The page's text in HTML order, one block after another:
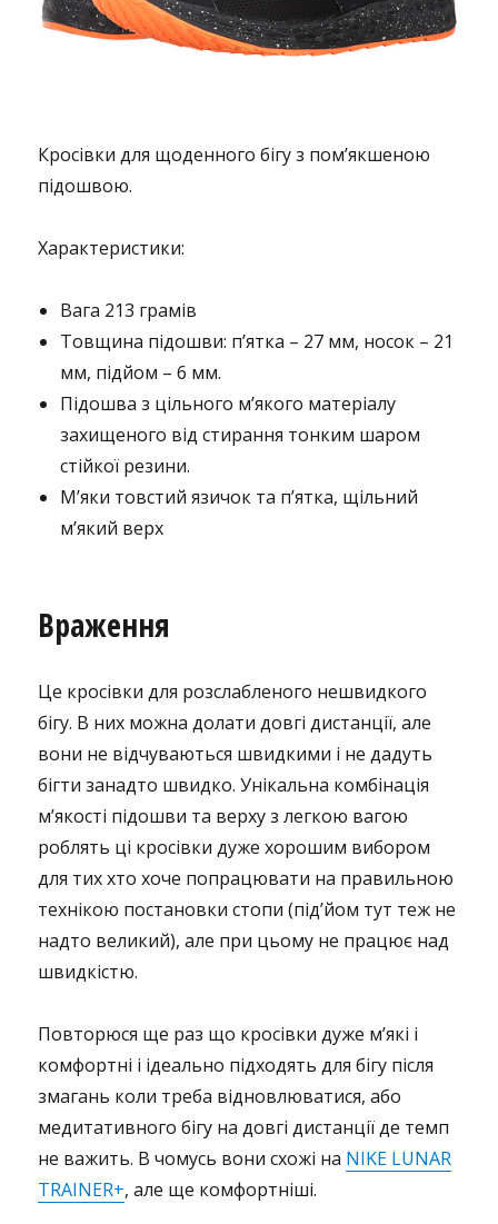
Кросівки для щоденного бігу з пом’якшеною
підошвою.
Характеристики:
Вага 213 грамів
Товщина підошви: п’ятка – 27 мм, носок – 21
мм, підйом – 6 мм.
Підошва з цільного м’якого матеріалу
захищеного від стирання тонким шаром
стійкої резини.
М’яки товстий язичок та п’ятка, щільний
м’який верх
Враження
Це кросівки для розслабленого нешвидкого
бігу. В них можна долати довгі дистанції, але
вони не відчуваються швидкими і не дадуть
бігти занадто швидко. Унікальна комбінація
м’якості підошви та верху з легкою вагою
роблять ці кросівки дуже хорошим вибором
для тих хто хоче попрацювати на правильною
технікою постановки стопи (під’йом тут теж не
надто великий), але при цьому не працює над
швидкістю.
Повторюся ще раз що кросівки дуже м’які і
комфортні і ідеально підходять для бігу після
змагань коли треба відновлюватися, або
медитативного бігу на довгі дистанції де темп
не важить. В чомусь вони схожі на NIKE LUNAR
TRAINER+, але ще комфортніші.